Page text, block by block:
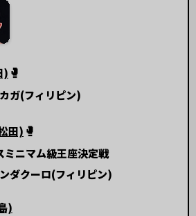
) 🥊
ガ(フィリピン)
田) 🥊
ミニマム級王座決定戦
ダクーロ(フィリピン)
)